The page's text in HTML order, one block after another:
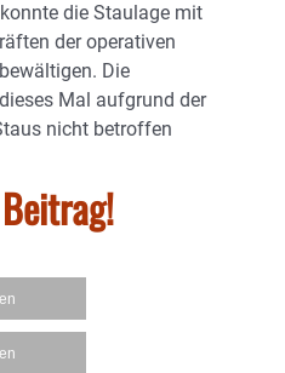
die Staulage mit
der operativen
Die
Mal aufgrund der
nicht betroffen